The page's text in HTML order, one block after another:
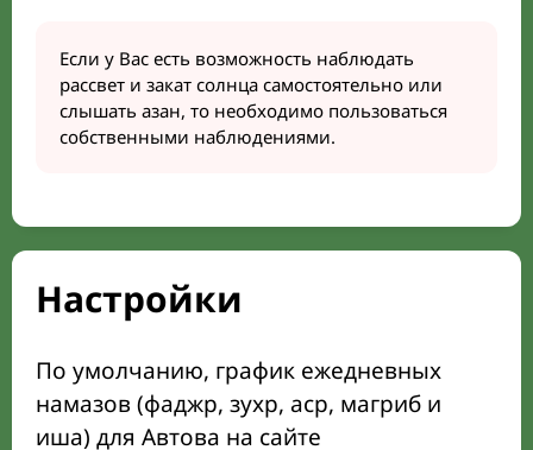
Если у Вас есть возможность наблюдать
рассвет и закат солнца самостоятельно или
слышать азан, то необходимо пользоваться
собственными наблюдениями.
Настройки
По умолчанию, график ежедневных
намазов (фаджр, зухр, аср, магриб и
иша) для Автова на сайте